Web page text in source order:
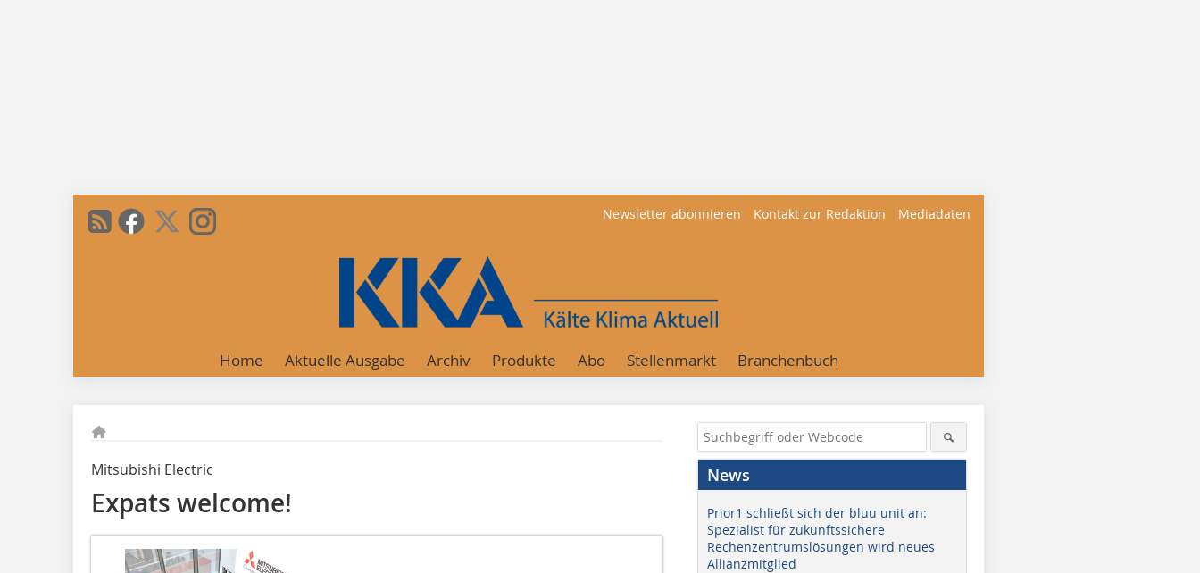
Newsletter abonnieren Kontakt zur Redaktion Mediadaten
Home Aktuelle Ausgabe Archiv Produkte Abo Stellenmarkt Branchenbuch
Mitsubishi Electric
Expats welcome!
News
Prior1 schließt sich der bluu unit an:
Spezialist für zukunftssichere
Rechenzentrumslösungen wird neues
Allianzmitglied